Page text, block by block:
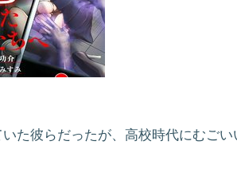
た彼らだったが、高校時代にむごい